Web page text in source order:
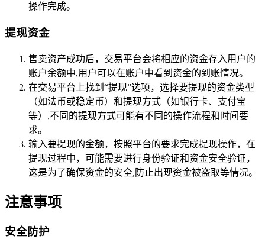
操作完成。
提现资金
售卖资产成功后，交易平台会将相应的资金存入用户的
账户余额中,用户可以在账户中看到资金的到账情况。
在交易平台上找到“提现”选项，选择要提现的资金类型
（如法币或稳定币）和提现方式（如银行卡、支付宝
等）,不同的提现方式可能有不同的操作流程和时间要
求。
输入要提现的金额，按照平台的要求完成提现操作，在
提现过程中，可能需要进行身份验证和资金安全验证，
这是为了确保资金的安全,防止出现资金被盗取等情况。
注意事项
安全防护